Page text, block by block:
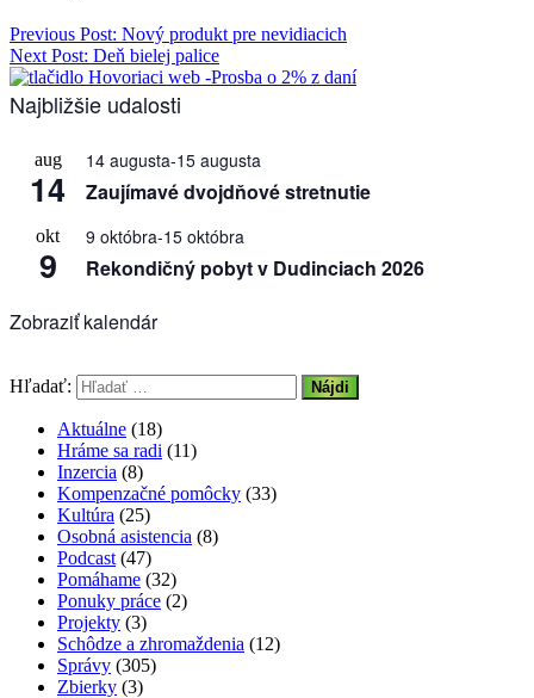
Previous Post: Nový produkt pre nevidiacich
Next Post: Deň bielej palice
Najbližšie udalosti
aug
14
14 augusta-15 augusta
Zaujímavé dvojdňové stretnutie
okt
9
9 októbra-15 októbra
Rekondičný pobyt v Dudinciach 2026
Zobraziť kalendár
Hľadať:
Aktuálne (18)
Hráme sa radi (11)
Inzercia (8)
Kompenzačné pomôcky (33)
Kultúra (25)
Osobná asistencia (8)
Podcast (47)
Pomáhame (32)
Ponuky práce (2)
Projekty (3)
Schôdze a zhromaždenia (12)
Správy (305)
Zbierky (3)